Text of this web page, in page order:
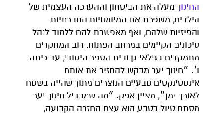
החינוך מעלה את הביטחון וההערכה העצמית של
הילדים, משפרת את המיומנויות החברתיות
והפיזיות שלהם, ואף מאפשרת להם ללמוד לנהל
סיכונים הקיימים במרחב הפתוח. רוב המחקרים
מתמקדים בגילאי גן ובית הספר היסודי, עד כיתה
ו׳. ״חינוך יער מבקש להחזיר את אותם
אינסטינקטים טבעיים הנוצרים מתוך שהייה בשטח
לאורך זמן״, מציין אפק. ״מה שמבדיל חינוך יער
מסתם טיול בטבע הוא עצם החזרה הקבועה,